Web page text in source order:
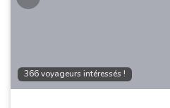
366 voyageurs intéressés !